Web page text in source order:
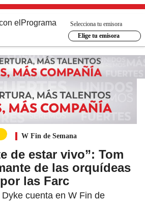
el Programa
Selecciona tu emisora
Elige tu emisora
W Fin de Semana
de estar vivo”: Tom
de las orquídeas
las Farc
cuenta en W Fin de